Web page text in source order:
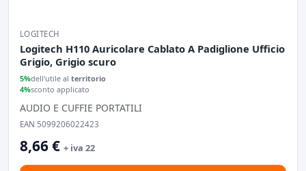
LOGITECH
Logitech H110 Auricolare Cablato A Padiglione Ufficio
Grigio, Grigio scuro
5%dell'utile al territorio
4%sconto applicato
AUDIO E CUFFIE PORTATILI
EAN 5099206022423
8,66 € + iva 22